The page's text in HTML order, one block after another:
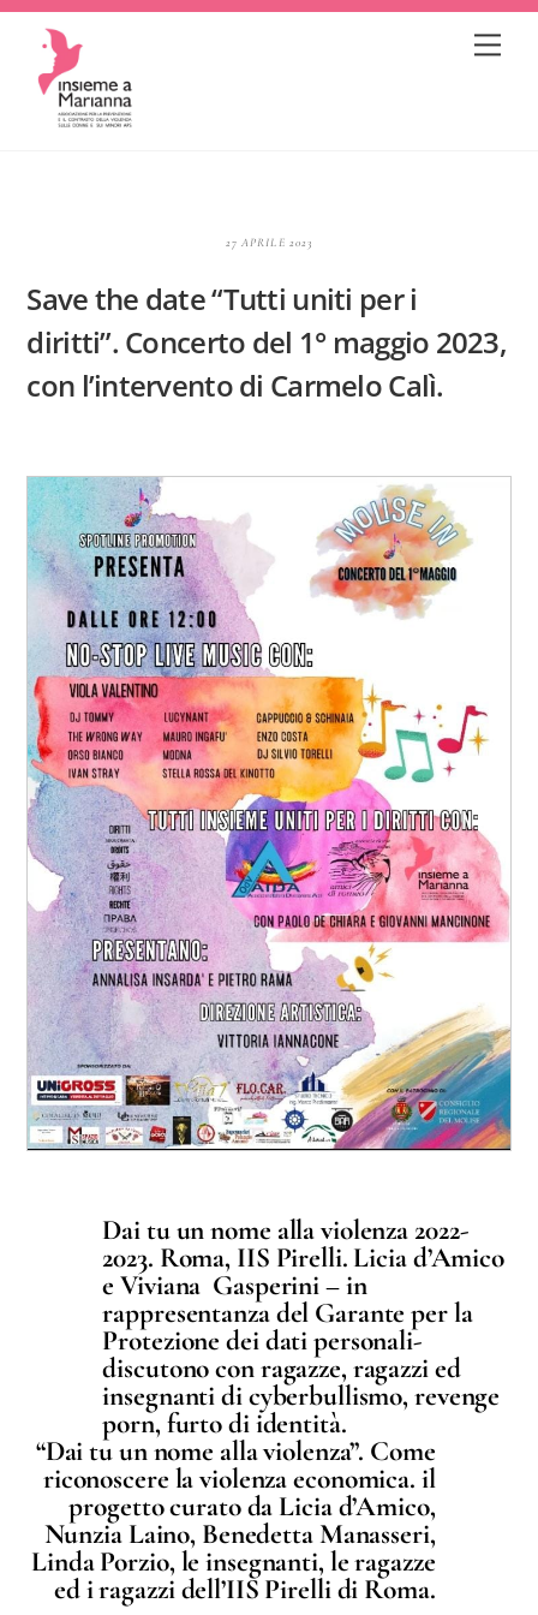
Skip
content
27 APRILE 2023
Save the date “Tutti uniti per i
diritti”. Concerto del 1° maggio 2023,
con l’intervento di Carmelo Calì.
Dai tu un nome alla violenza 2022-
2023. Roma, IIS Pirelli. Licia d’Amico
e Viviana Gasperini – in
rappresentanza del Garante per la
Protezione dei dati personali-
discutono con ragazze, ragazzi ed
insegnanti di cyberbullismo, revenge
porn, furto di identità.
“Dai tu un nome alla violenza”. Come
riconoscere la violenza economica. il
progetto curato da Licia d’Amico,
Nunzia Laino, Benedetta Manasseri,
Linda Porzio, le insegnanti, le ragazze
ed i ragazzi dell’IIS Pirelli di Roma.